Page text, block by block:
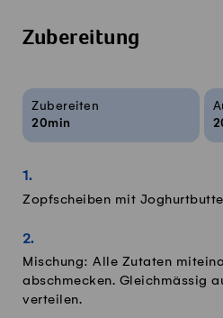
Zubereitung
Rezeptinfos
Zubereiten
20min
Zopfscheiben mit
Mischung: Alle Zutaten
abschmecken. Gleichmässig
verteilen.